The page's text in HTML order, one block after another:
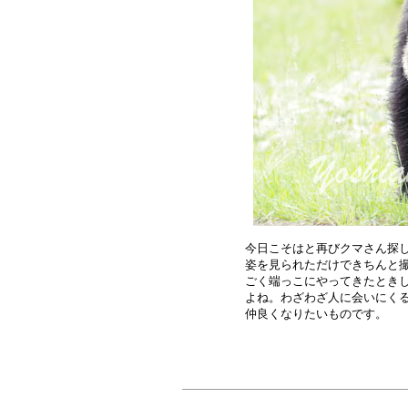
今日こそはと再びクマさん探
姿を見られただけできちんと
ごく端っこにやってきたとき
よね。わざわざ人に会いにく